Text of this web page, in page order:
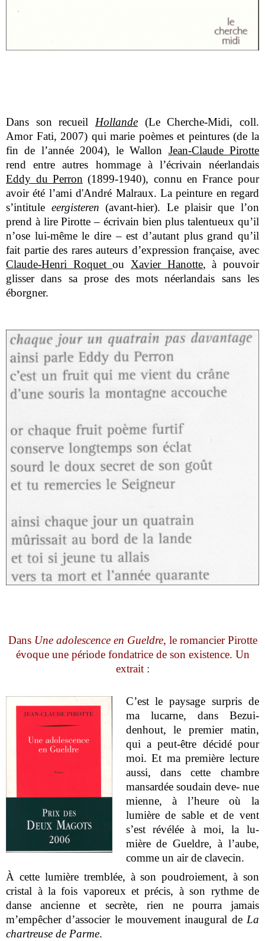
Dans son recueil Hollande (Le Cherche-Midi, coll.
Amor Fati, 2007) qui marie poèmes et peintures (de la
fin de l’année 2004), le Wallon Jean-Claude Pirotte
rend entre autres hommage à l’écrivain néerlandais
Eddy du Perron (1899-1940), connu en France pour
avoir été l’ami d'André Malraux. La peinture en regard
s’intitule eergisteren (avant-hier). Le plaisir que l’on
prend à lire Pirotte – écrivain bien plus talentueux qu’il
n’ose lui-même le dire – est d’autant plus grand qu’il
fait partie des rares auteurs d’expression française, avec
Claude-Henri Roquetou Xavier Hanotte, à pouvoir
glisser dans sa prose des mots néerlandais sans les
éborgner.
Dans Une adolescence en Gueldre, le romancier Pirotte
évoque une période fondatrice de son existence. Un
extrait :
C’est le paysage surpris de
ma lucarne, dans Bezui-
denhout, le premier matin,
qui a peut-être décidé pour
moi. Et ma première lecture
aussi, dans cette chambre
mansardée soudain deve- nue
mienne, à l’heure où la
lumière de sable et de vent
s’est révélée à moi, la lu-
mière de Gueldre, à l’aube,
comme un air de clavecin.
À cette lumière tremblée, à son poudroiement, à son
cristal à la fois vaporeux et précis, à son rythme de
danse ancienne et secrète, rien ne pourra jamais
m’empêcher d’associer le mouvement inaugural de La
chartreuse de Parme.